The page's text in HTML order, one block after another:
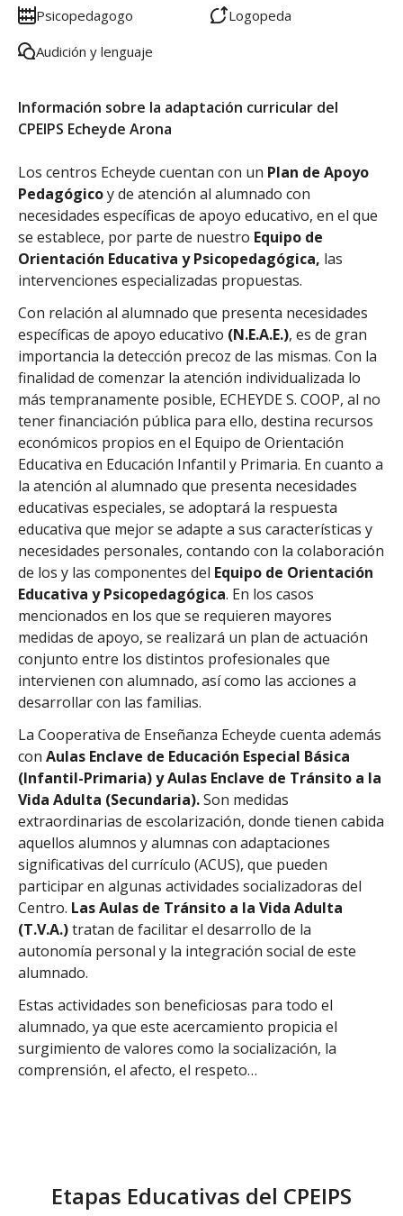
Psicopedagogo
Logopeda
Audición y lenguaje
Información sobre la adaptación curricular del
CPEIPS Echeyde Arona
Los centros Echeyde cuentan con un Plan de Apoyo
Pedagógicoy de atención al alumnado con
necesidades específicas de apoyo educativo, en el que
se establece, por parte de nuestro Equipo de
Orientación Educativa y Psicopedagógica, las
intervenciones especializadas propuestas.
Con relación al alumnado que presenta necesidades
específicas de apoyo educativo (N.E.A.E.), es de gran
importancia la detección precoz de las mismas. Con la
finalidad de comenzar la atención individualizada lo
más tempranamente posible, ECHEYDE S. COOP, al no
tener financiación pública para ello, destina recursos
económicos propios en el Equipo de Orientación
Educativa en Educación Infantil y Primaria. En cuanto a
la atención al alumnado que presenta necesidades
educativas especiales, se adoptará la respuesta
educativa que mejor se adapte a sus características y
necesidades personales, contando con la colaboración
de los y las componentes del Equipo de Orientación
Educativa y Psicopedagógica. En los casos
mencionados en los que se requieren mayores
medidas de apoyo, se realizará un plan de actuación
conjunto entre los distintos profesionales que
intervienen con alumnado, así como las acciones a
desarrollar con las familias.
La Cooperativa de Enseñanza Echeyde cuenta además
con Aulas Enclave de Educación Especial Básica
(Infantil-Primaria) y Aulas Enclave de Tránsito a la
Vida Adulta (Secundaria).Son medidas
extraordinarias de escolarización, donde tienen cabida
aquellos alumnos y alumnas con adaptaciones
significativas del currículo (ACUS), que pueden
participar en algunas actividades socializadoras del
Centro. Las Aulas de Tránsito a la Vida Adulta
(T.V.A.)tratan de facilitar el desarrollo de la
autonomía personal y la integración social de este
alumnado.
Estas actividades son beneficiosas para todo el
alumnado, ya que este acercamiento propicia el
surgimiento de valores como la socialización, la
comprensión, el afecto, el respeto…
Etapas Educativas del CPEIPS